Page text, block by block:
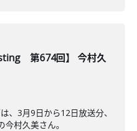
第674回】 今村久
、3月9日から12日放送分、
村久美さん。